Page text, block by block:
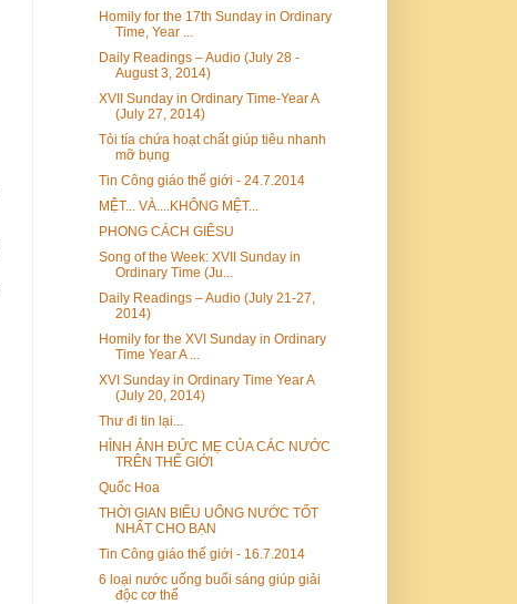
Homily for the 17th Sunday in Ordinary
Time, Year ...
Daily Readings – Audio (July 28 -
August 3, 2014)
XVII Sunday in Ordinary Time-Year A
(July 27, 2014)
Tỏi tía chứa hoạt chất giúp tiêu nhanh
mỡ bụng
Tin Công giáo thế giới - 24.7.2014
MỆT... VÀ....KHÔNG MỆT...
PHONG CÁCH GIÊSU
Song of the Week: XVII Sunday in
Ordinary Time (Ju...
Daily Readings – Audio (July 21-27,
2014)
Homily for the XVI Sunday in Ordinary
Time Year A ...
XVI Sunday in Ordinary Time Year A
(July 20, 2014)
Thư đi tin lại...
HÌNH ẢNH ĐỨC MẸ CỦA CÁC NƯỚC
TRÊN THẾ GIỚI
Quốc Hoa
THỜI GIAN BIỂU UỐNG NƯỚC TỐT
NHẤT CHO BẠN
Tin Công giáo thế giới - 16.7.2014
6 loại nước uống buổi sáng giúp giải
độc cơ thể